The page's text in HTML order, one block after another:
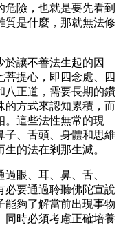
險，也就是要先看到
質是什麼，那就無法修
於讓不善法生起的因
菩提心，即四念處、四
八正道，需要長期的鑽
的方式來認知累積，而
。這些法性無常的現
子、舌頭、身體和思維
的法在剎那生滅。
眼、耳、鼻、舌、
必要通過聆聽佛陀宣說
能夠了解當前出現事物
同時必須考慮正確培養